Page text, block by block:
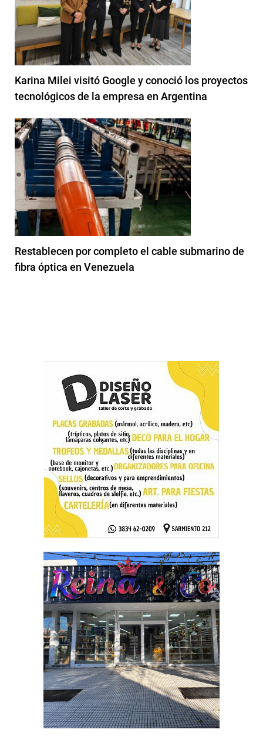
Karina Milei visitó Google y conoció los proyectos
tecnológicos de la empresa en Argentina
Restablecen por completo el cable submarino de
fibra óptica en Venezuela